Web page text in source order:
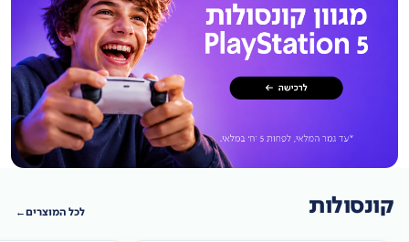
קונסולות לכל המוצרים